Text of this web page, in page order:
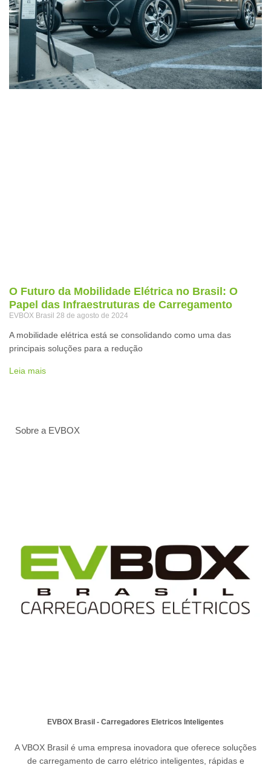
O Futuro da Mobilidade Elétrica no Brasil: O
Papel das Infraestruturas de Carregamento
EVBOX Brasil 28 de agosto de 2024
A mobilidade elétrica está se consolidando como uma das
principais soluções para a redução
Leia mais
Sobre a EVBOX
EVBOX Brasil - Carregadores Eletricos Inteligentes
A VBOX Brasil é uma empresa inovadora que oferece soluções
de carregamento de carro elétrico inteligentes, rápidas e